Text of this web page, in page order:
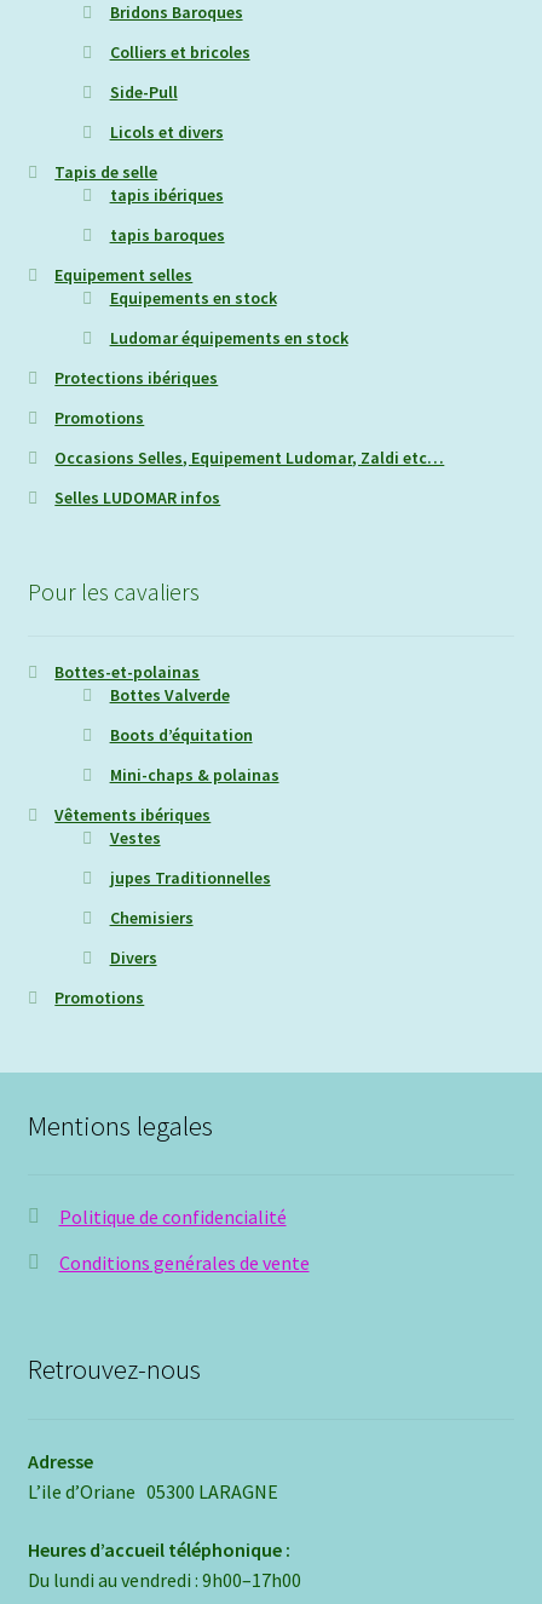
Bridons Baroques
Colliers et bricoles
Side-Pull
Licols et divers
Tapis de selle
tapis ibériques
tapis baroques
Equipement selles
Equipements en stock
Ludomar équipements en stock
Protections ibériques
Promotions
Occasions Selles, Equipement Ludomar, Zaldi etc…
Selles LUDOMAR infos
Pour les cavaliers
Bottes-et-polainas
Bottes Valverde
Boots d’équitation
Mini-chaps & polainas
Vêtements ibériques
Vestes
jupes Traditionnelles
Chemisiers
Divers
Promotions
Mentions legales
Politique de confidencialité
Conditions genérales de vente
Retrouvez-nous
Adresse
L’ile d’Oriane 05300 LARAGNE
Heures d’accueil téléphonique :
Du lundi au vendredi : 9h00–17h00